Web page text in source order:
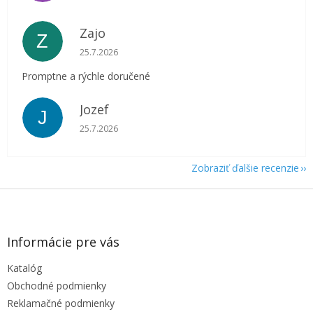
Z Zajo
Hodnotenie obchodu je 5 z 5 hviezdičiek.
25.7.2026
Promptne a rýchle doručené
J Jozef
Hodnotenie obchodu je 5 z 5 hviezdičiek.
25.7.2026
Zobraziť ďalšie recenzie
Z
Informácie pre vás
Katalóg
Obchodné podmienky
Reklamačné podmienky